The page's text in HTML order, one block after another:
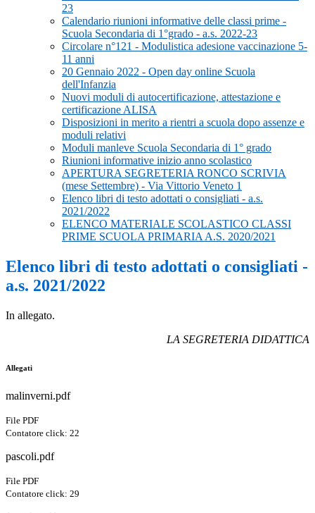
23
Calendario riunioni informative delle classi prime -
Scuola Secondaria di 1°grado - a.s. 2022-23
Circolare n°121 - Modulistica adesione vaccinazione 5-
11 anni
20 Gennaio 2022 - Open day online Scuola
dell'Infanzia
Nuovi moduli di autocertificazione, attestazione e
certificazione ALISA
Disposizioni in merito a rientri a scuola dopo assenze e
moduli relativi
Moduli manleve Scuola Secondaria di 1° grado
Riunioni informative inizio anno scolastico
APERTURA SEGRETERIA RONCO SCRIVIA
(mese Settembre) - Via Vittorio Veneto 1
Elenco libri di testo adottati o consigliati - a.s.
2021/2022
ELENCO MATERIALE SCOLASTICO CLASSI
PRIME SCUOLA PRIMARIA A.S. 2020/2021
Elenco libri di testo adottati o consigliati -
a.s. 2021/2022
In allegato.
LA SEGRETERIA DIDATTICA
Allegati
malinverni.pdf
File PDF
Contatore click: 22
pascoli.pdf
File PDF
Contatore click: 29